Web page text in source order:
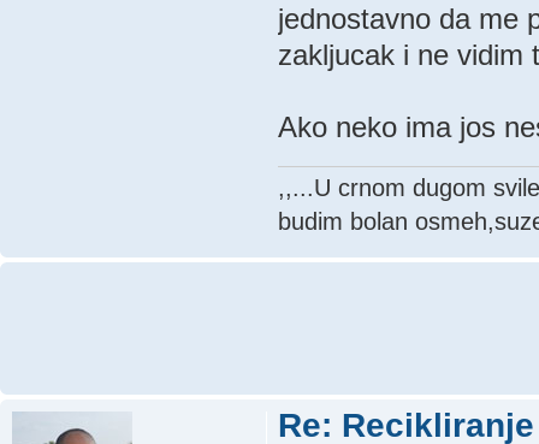
jednostavno da me
zakljucak i ne vidim
Ako neko ima jos
,,...U crnom dugom
budim bolan
Re: